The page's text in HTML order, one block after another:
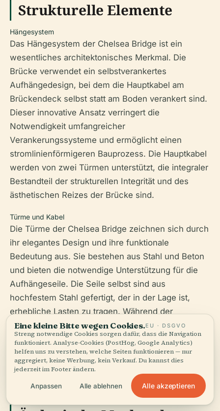
Strukturelle Elemente
Hängesystem
Das Hängesystem der Chelsea Bridge ist ein
wesentliches architektonisches Merkmal. Die
Brücke verwendet ein selbstverankertes
Aufhängedesign, bei dem die Hauptkabel am
Brückendeck selbst statt am Boden verankert sind.
Dieser innovative Ansatz verringert die
Notwendigkeit umfangreicher
Verankerungssysteme und ermöglicht einen
stromlinienförmigeren Bauprozess. Die Hauptkabel
werden von zwei Türmen unterstützt, die integraler
Bestandteil der strukturellen Integrität und des
ästhetischen Reizes der Brücke sind.
Türme und Kabel
Die Türme der Chelsea Bridge zeichnen sich durch
ihr elegantes Design und ihre funktionale
Bedeutung aus. Sie bestehen aus Stahl und Beton
und bieten die notwendige Unterstützung für die
Aufhängeseile. Die Seile selbst sind aus
hochfestem Stahl gefertigt, der in der Lage ist,
erhebliche Lasten zu tragen. Während der
Nachtstunden wird die Brücke von unten
beleuchtet, wobei die Türme und Kabel durch 285
Meter lange lichtemittierende Dioden (LEDs) erhellt
werden, was einen visuell atemberaubenden Effekt
Eine kleine Bitte wegen Cookies.EU · DSGVO
Streng notwendige Cookies sorgen dafür, dass die Navigation
funktioniert. Analyse-Cookies (PostHog, Google Analytics)
helfen uns zu verstehen, welche Seiten funktionieren — nur
aggregiert, keine Werbung, kein Verkauf. Du kannst dies
jederzeit im Footer ändern.
Anpassen Alle ablehnen Alle akzeptieren